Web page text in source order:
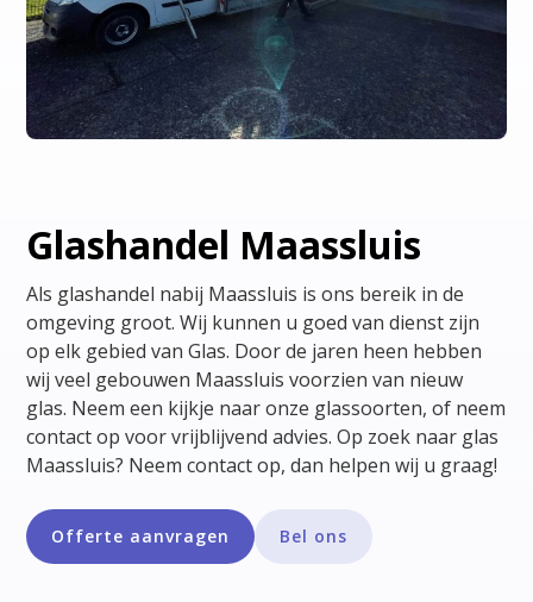
Glashandel Maassluis
Als glashandel nabij Maassluis is ons bereik in de
omgeving groot. Wij kunnen u goed van dienst zijn
op elk gebied van Glas. Door de jaren heen hebben
wij veel gebouwen Maassluis voorzien van nieuw
glas. Neem een kijkje naar onze glassoorten, of neem
contact op voor vrijblijvend advies. Op zoek naar glas
Maassluis? Neem contact op, dan helpen wij u graag!
Offerte aanvragen Bel ons